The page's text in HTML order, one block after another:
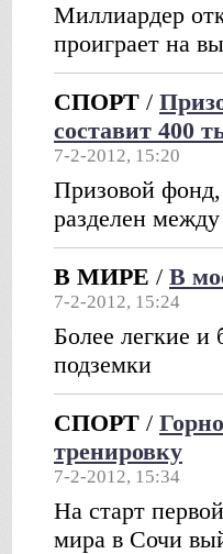
Миллиардер
проиграет на
СПОРТ /
составит 400
7-2-2012, 15:20
Призовой
разделен
В МИРЕ / В
7-2-2012, 15:24
Более легкие и
подземки
СПОРТ /
тренировку
7-2-2012, 15:34
На старт
мира в Сочи